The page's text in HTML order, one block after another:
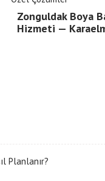
Zonguldak Boya
Hizmeti —